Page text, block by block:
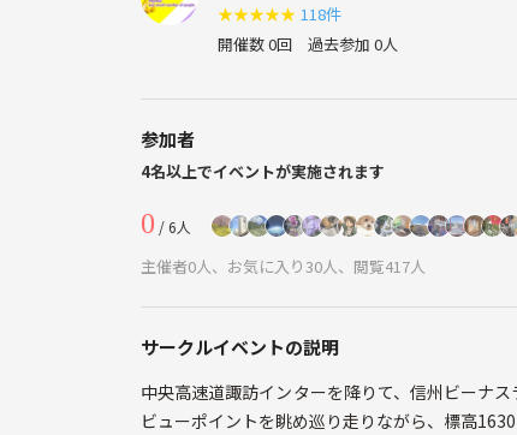
★★★★★ 118件
開催数 0回 過去参加 0人
参加者
4名以上でイベントが実施されます
0 / 6人
主催者0人、お気に入り30人、閲覧417人
サークルイベントの説明
中央高速道諏訪インターを降りて、信州ビーナ
ビューポイントを眺め巡り走りながら、標高